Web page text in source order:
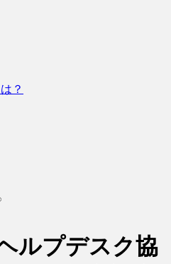
？
ルプデスク協